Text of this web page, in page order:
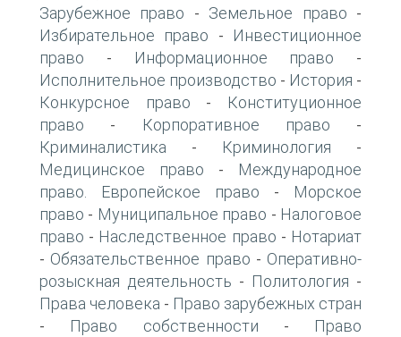
Зарубежное право - Земельное право -
Избирательное право -
Инвестиционное
право - Информационное право -
Исполнительное производство - История -
Конкурсное право -
Конституционное
право - Корпоративное право -
Криминалистика - Криминология -
Медицинское право -
Международное
право. Европейское право -
Морское
право - Муниципальное право - Налоговое
право - Наследственное право - Нотариат
- Обязательственное право - Оперативно-
розыскная деятельность - Политология -
Права человека - Право зарубежных стран
- Право собственности -
Право